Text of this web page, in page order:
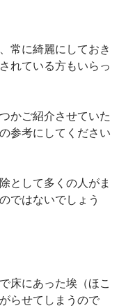
常に綺麗にしておき
れている方もいらっ
かご紹介させていた
参考にしてください
として多くの人がま
ではないでしょう
床にあった埃（ほこ
らせてしまうので